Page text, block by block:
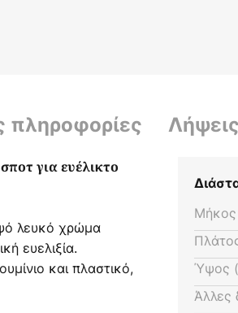
πληροφορίες Λήψεις
για ευέλικτο
λευκό χρώμα
ευελιξία.
και πλαστικό,
άψογα σε
Ύψος
Άλλες